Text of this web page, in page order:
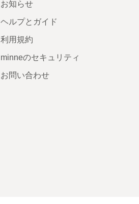
お知らせ
ヘルプとガイド
利用規約
minneのセキュリティ
お問い合わせ